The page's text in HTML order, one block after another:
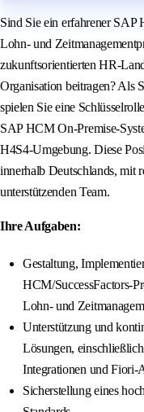
Sind Sie ein erfahrener SAP
Lohn- und
zukunftsorientierten HR-
Organisation beitragen? Als
spielen Sie eine
SAP HCM On-Premise-
H4S4-Umgebung. Diese
innerhalb Deutschlands, mit
unterstützenden Team.
Ihre Aufgaben:
Gestaltung,
HCM/SuccessFactors-
Lohn- und
Unterstützung und
Lösungen,
Integrationen und Fiori-
Sicherstellung eines